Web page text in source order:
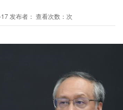
发布者： 查看次数：次